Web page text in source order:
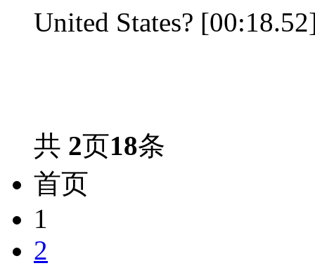
United States?
共 2页18条
首页
1
2